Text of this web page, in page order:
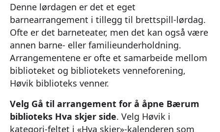
Denne lørdagen er det et eget
barnearrangement i tillegg til brettspill-lørdag.
Ofte er det barneteater, men det kan også være
annen barne- eller familieunderholdning.
Arrangementene er ofte et samarbeide mellom
biblioteket og bibliotekets venneforening,
Høvik biblioteks venner.
Velg Gå til arrangement for å åpne Bærum
biblioteks Hva skjer side. Velg Høvik i
kategori-feltet i «Hva skjer»-kalenderen som